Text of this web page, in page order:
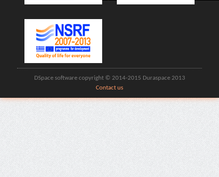
DSpace software copyright © 2014-2015 Duraspace 2013
Contact us